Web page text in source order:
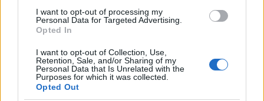
I want to opt-out of processing my
Personal Data for Targeted Advertising.
Opted In
I want to opt-out of Collection, Use,
Retention, Sale, and/or Sharing of my
Personal Data that Is Unrelated with the
Purposes for which it was collected.
Opted Out
¿Estás pensando en renovar tu coche? Apostar por…
AUTOMOVIL